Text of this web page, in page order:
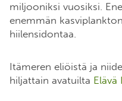
miljooniksi vuosiksi.
enemmän
hiilensidontaa.
Itämeren eliöistä ja
hiljattain avatuilta